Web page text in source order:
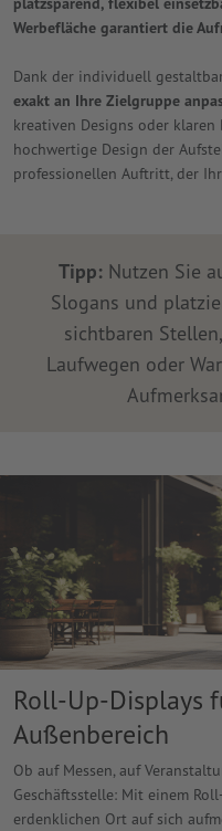
Werbefläche garantiert die
Dank der individuell
exakt an Ihre Zielgruppe
kreativen Designs oder klaren
hochwertige Design der
professionellen Auftritt, der
Tipp:Nutzen Sie
Slogans und
sichtbaren
Laufwegen oder
Roll-Up-Displays
Außenbereich
Ob auf Messen, auf
Geschäftsstelle: Mit einem
erdenklichen Ort auf sich